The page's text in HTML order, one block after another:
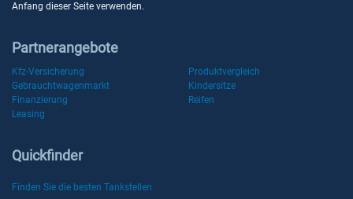
Anfang dieser Seite verwenden.
Partnerangebote
Kfz-Versicherung
Produktvergleich
Gebrauchtwagenmarkt
Kindersitze
Finanzierung
Reifen
Leasing
Quickfinder
Finden Sie die besten Tankstellen